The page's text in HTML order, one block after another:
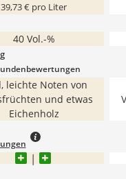
39,73 € pro Liter
40 Vol.-%
leichte Noten von
und etwas
Eichenholz